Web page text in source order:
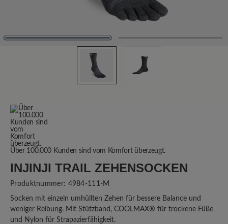
Über 100.000 Kunden sind vom Komfort überzeugt.
INJINJI TRAIL ZEHENSOCKEN
Produktnummer: 4984-111-M
Socken mit einzeln umhüllten Zehen für bessere Balance und
weniger Reibung. Mit Stützband, COOLMAX® für trockene Füße
und Nylon für Strapazierfähigkeit.